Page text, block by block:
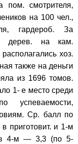
пом. смотрителя,
на 100 чел.,
гардероб. За
дерев. на кам.
хоз.
также на деньги
из 1696 томов.
1- е место среди
успеваемости,
Ср. балл по
приготовит. и 1-м
4-м — 3,3 (по 5-